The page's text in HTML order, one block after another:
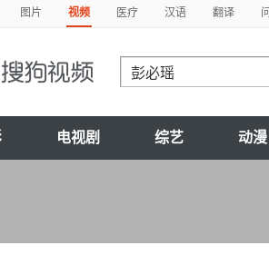
图片 视频 医疗 汉语 翻译
电视剧 综艺 动漫